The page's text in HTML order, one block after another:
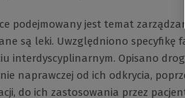
podejmowany jest temat
są leki. Uwzględniono specyfikę
interdyscyplinarnym. Opisano
naprawczej od ich odkrycia,
do ich zastosowania przez